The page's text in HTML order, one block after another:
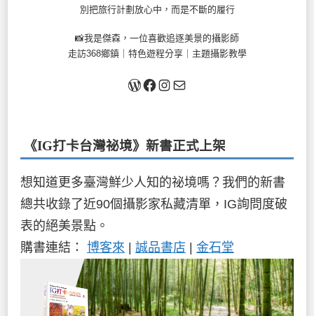
別把旅行計劃放心中，而是不斷的履行
📸我是傑森，一位喜歡追逐美景的攝影師
走訪368鄉鎮｜特色遊程分享｜主題攝影教學
關於我Facebook
Instagram
《IG打卡台灣祕境》新書正式上架
想知道更多臺灣鮮少人知的祕境嗎？我們的新書
總共收錄了近90個攝影家私藏清單，IG詢問度破
表的絕美景點。
購書連結： 博客來 | 誠品書店 | 金石堂